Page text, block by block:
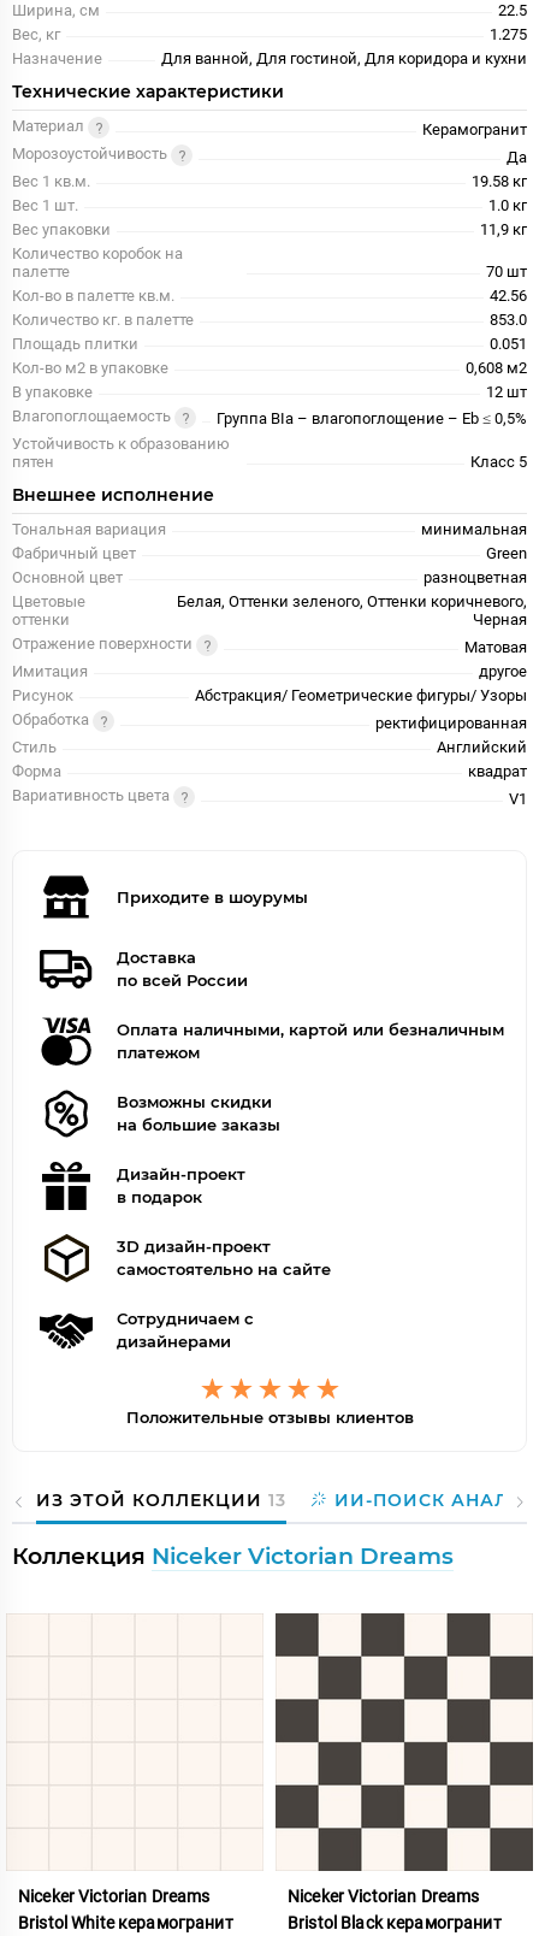
Ширина, см
22.5
Вес, кг
1.275
Назначение
Для ванной, Для гостиной, Для коридора и кухни
Технические характеристики
Материал
Керамогранит
Морозоустойчивость
Да
Вес 1 кв.м.
19.58 кг
Вес 1 шт.
1.0 кг
Вес упаковки
11,9 кг
Количество коробок на
палетте
70 шт
Кол-во в палетте кв.м.
42.56
Количество кг. в палетте
853.0
Площадь плитки
0.051
Кол-во м2 в упаковке
0,608 м2
В упаковке
12 шт
Влагопоглощаемость
Группа BIa – влагопоглощение – Eb ≤ 0,5%
Устойчивость к образованию
пятен
Класс 5
Внешнее исполнение
Тональная вариация
минимальная
Фабричный цвет
Green
Основной цвет
разноцветная
Цветовые
оттенки
Белая, Оттенки зеленого, Оттенки коричневого,
Черная
Отражение поверхности
Матовая
Имитация
другое
Рисунок
Абстракция/ Геометрические фигуры/ Узоры
Обработка
ректифицированная
Стиль
Английский
Форма
квадрат
Вариативность цвета
V1
Приходите в шоурумы
Доставка
по всей России
Оплата наличными, картой или безналичным
платежом
Возможны скидки
на большие заказы
Дизайн-проект
в подарок
3D дизайн-проект
самостоятельно на сайте
Сотрудничаем с
дизайнерами
Положительные отзывы клиентов
ИЗ ЭТОЙ КОЛЛЕКЦИИ 13 ИИ-ПОИСК
Коллекция Niceker Victorian Dreams
Niceker Victorian Dreams
Bristol White керамогранит
Niceker Victorian Dreams
Bristol Black керамогранит